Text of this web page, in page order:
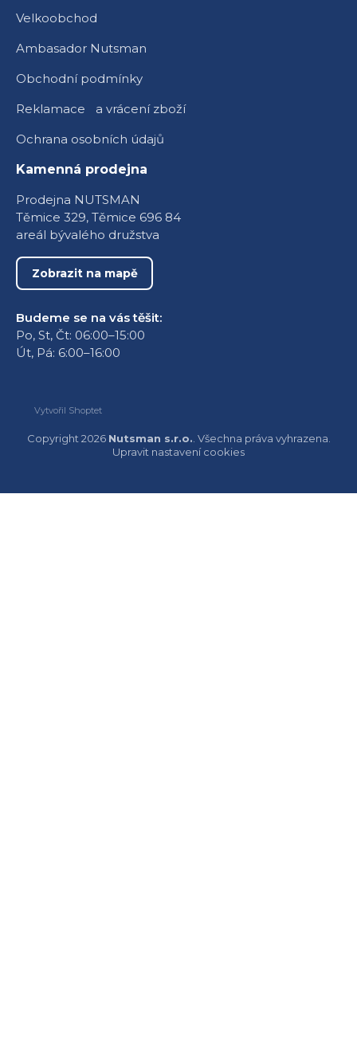
Velkoobchod
Ambasador Nutsman
Obchodní podmínky
Reklamace a vrácení zboží
Ochrana osobních údajů
Kamenná prodejna
Prodejna NUTSMAN
Těmice 329, Těmice 696 84
areál bývalého družstva
Zobrazit na mapě
Budeme se na vás těšit:
Po, St, Čt: 06:00–15:00
Út, Pá: 6:00–16:00
Vytvořil Shoptet
Copyright 2026 Nutsman s.r.o.. Všechna práva vyhrazena.
Upravit nastavení cookies